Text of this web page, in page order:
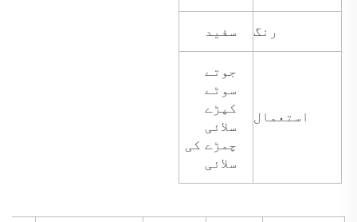
رنگ سفید
استعمال
جوتے
سوٹے
کپڑے
سلائی
چمڑے کی
سلائی